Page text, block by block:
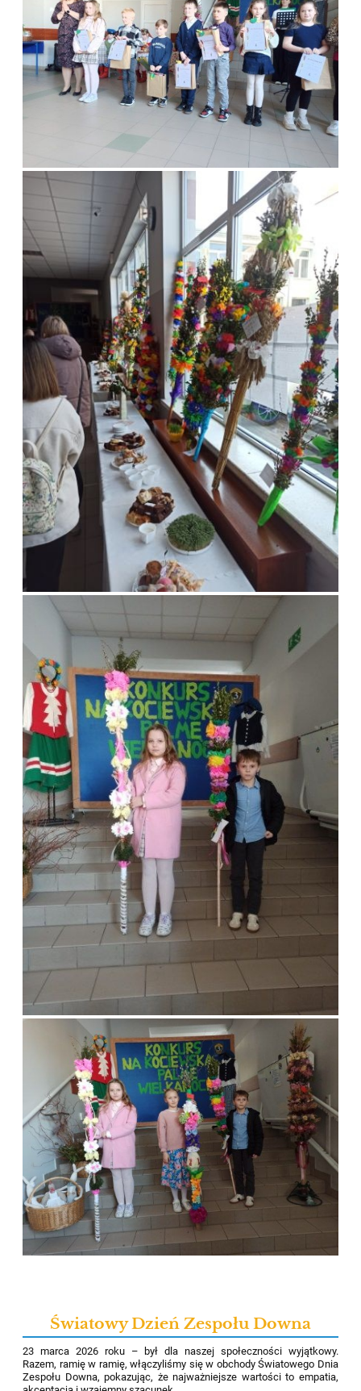
Światowy Dzień Zespołu Downa
23 marca 2026 roku – był dla naszej społeczności wyjątkowy.
Razem, ramię w ramię, włączyliśmy się w obchody Światowego Dnia
Zespołu Downa, pokazując, że najważniejsze wartości to empatia,